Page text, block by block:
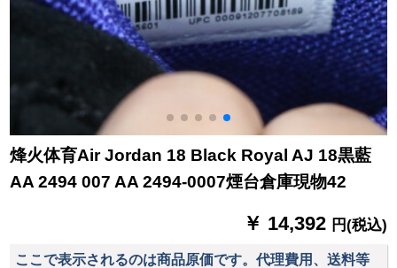
烽火体育Air Jordan 18 Black Royal AJ 18黒藍
AA 2494 007 AA 2494-0007煙台倉庫現物42
￥ 14,392 円(税込)
ここで表示されるのは商品原価です。代理費用、送料等